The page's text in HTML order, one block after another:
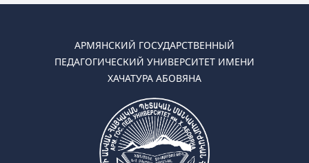
АРМЯНСКИЙ ГОСУДАРСТВЕННЫЙ
ПЕДАГОГИЧЕСКИЙ УНИВЕРСИТЕТ ИМЕНИ
ХАЧАТУРА АБОВЯНА